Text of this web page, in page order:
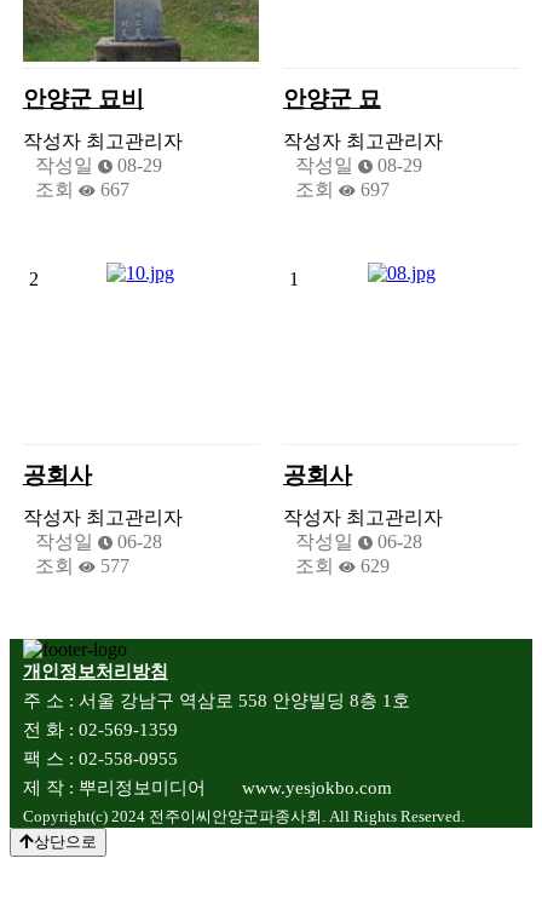
안양군 묘비
작성자 최고관리자
작성일
08-29
조회
667
안양군 묘
작성자 최고관리자
작성일
08-29
조회
697
2
공회사
작성자 최고관리자
작성일
06-28
조회
577
1
공회사
작성자 최고관리자
작성일
06-28
조회
629
개인정보처리방침
주 소 : 서울 강남구 역삼로 558 안양빌딩 8층 1호
전 화 : 02-569-1359
팩 스 : 02-558-0955
제 작 : 뿌리정보미디어 www.yesjokbo.com
Copyright(c) 2024 전주이씨안양군파종사회. All Rights Reserved.
상단으로